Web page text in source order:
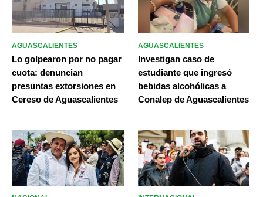
AGUASCALIENTES
Lo golpearon por no pagar
cuota: denuncian
presuntas extorsiones en
Cereso de Aguascalientes
AGUASCALIENTES
Investigan caso de
estudiante que ingresó
bebidas alcohólicas a
Conalep de Aguascalientes